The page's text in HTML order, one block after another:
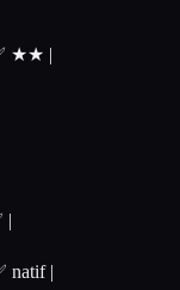
★★ |
|
natif |